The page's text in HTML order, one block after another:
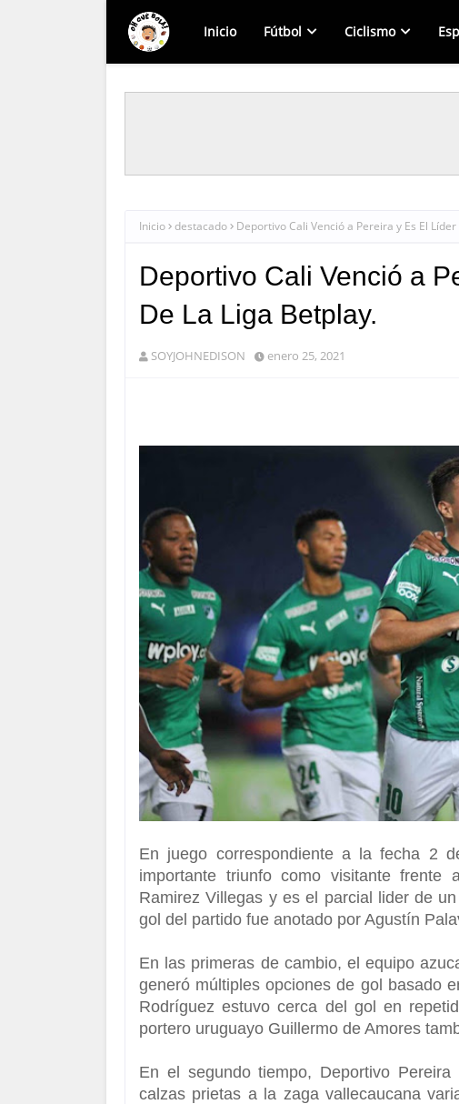
Inicio Fútbol Ciclismo
Inicio destacado Deportivo Cali Venció a Pereira y Es El
Deportivo Cali Venció a
De La Liga Betplay.
SOYJOHNEDISON enero 25, 2021
En juego correspondiente a la fecha 2
importante triunfo como visitante
Ramirez Villegas y es el parcial lider de
gol del partido fue anotado por Agustín
En las primeras de cambio, el equipo
generó múltiples opciones de gol basado
Rodríguez estuvo cerca del gol en
portero uruguayo Guillermo de Amores
En el segundo tiempo, Deportivo
calzas prietas a la zaga vallecaucana